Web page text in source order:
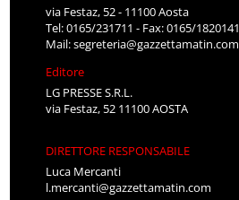
via Festaz, 52 - 11100 Aosta
Tel: 0165/231711 - Fax: 0165/1820141
Mail:segreteria@gazzettamatin.com
Editore
LG PRESSE S.R.L.
via Festaz, 52 11100 AOSTA
DIRETTORE RESPONSABILE
Luca Mercanti
l.mercanti@gazzettamatin.com